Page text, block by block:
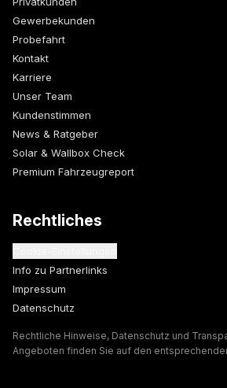
Gewerbekunden
Probefahrt
Kontakt
Karriere
Unser Team
Kundenstimmen
News & Ratgeber
Solar & Wallbox Check
Premium Fahrzeugreport
Rechtliches
Info zu Partnerlinks
Impressum
Datenschutz
Rechtliche Hinweise, Datenschutz und
Angeboten finden Sie auf den